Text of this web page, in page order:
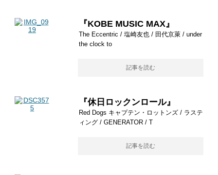
『KOBE MUSIC MAX』
The Eccentric / 塩崎友也 / 田代京萊 / under
the clock to
記事を読む
『休日ロックンロール』
Red Dogs キャプテン・ロットンズ / ラステ
ィング / GENERATOR / T
記事を読む